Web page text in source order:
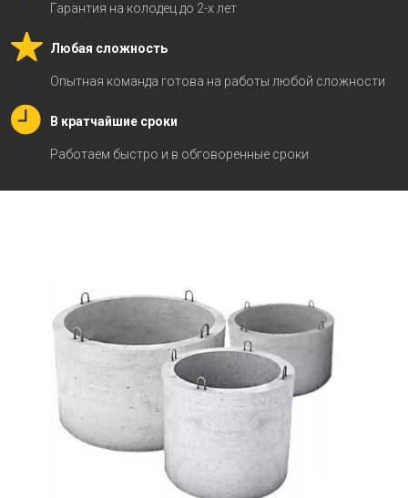
Гарантия на колодец до 2-х лет
Любая сложность
Опытная команда готова на работы любой сложности
В кратчайшие сроки
Работаем быстро и в обговоренные сроки